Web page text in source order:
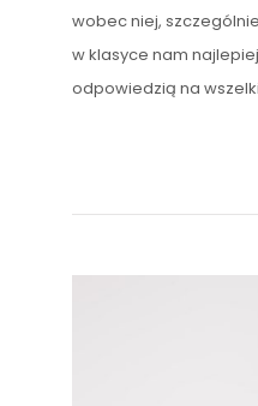
wobec niej,
w klasyce nam
odpowiedzią na